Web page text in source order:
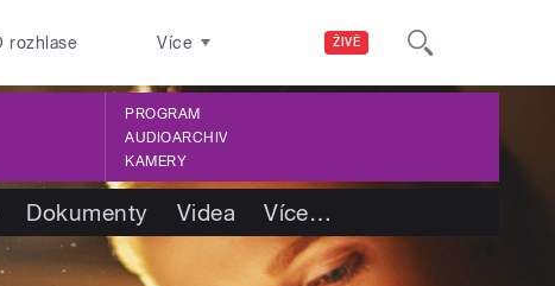
ŽIVĚ
rozhlase Více
PROGRAM
AUDIOARCHIV
KAMERY
Dokumenty Videa Více…